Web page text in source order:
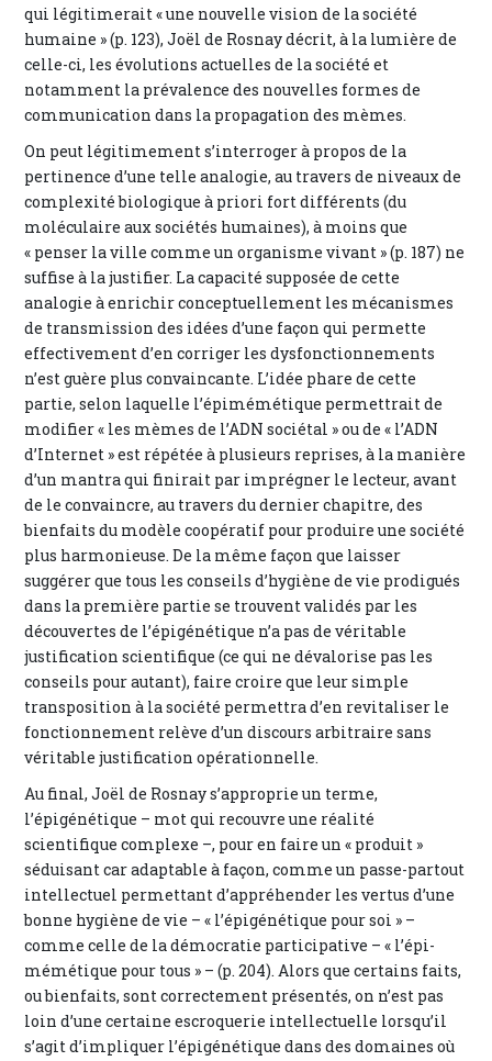
qui légitimerait « une nouvelle vision de la société
humaine » (p. 123), Joël de Rosnay décrit, à la lumière de
celle-ci, les évolutions actuelles de la société et
notamment la prévalence des nouvelles formes de
communication dans la propagation des mèmes.
On peut légitimement s’interroger à propos de la
pertinence d’une telle analogie, au travers de niveaux de
complexité biologique à priori fort différents (du
moléculaire aux sociétés humaines), à moins que
« penser la ville comme un organisme vivant » (p. 187) ne
suffise à la justifier. La capacité supposée de cette
analogie à enrichir conceptuellement les mécanismes
de transmission des idées d’une façon qui permette
effectivement d’en corriger les dysfonctionnements
n’est guère plus convaincante. L’idée phare de cette
partie, selon laquelle l’épimémétique permettrait de
modifier « les mèmes de l’ADN sociétal » ou de « l’ADN
d’Internet » est répétée à plusieurs reprises, à la manière
d’un mantra qui finirait par imprégner le lecteur, avant
de le convaincre, au travers du dernier chapitre, des
bienfaits du modèle coopératif pour produire une société
plus harmonieuse. De la même façon que laisser
suggérer que tous les conseils d’hygiène de vie prodigués
dans la première partie se trouvent validés par les
découvertes de l’épigénétique n’a pas de véritable
justification scientifique (ce qui ne dévalorise pas les
conseils pour autant), faire croire que leur simple
transposition à la société permettra d’en revitaliser le
fonctionnement relève d’un discours arbitraire sans
véritable justification opérationnelle.
Au final, Joël de Rosnay s’approprie un terme,
l’épigénétique – mot qui recouvre une réalité
scientifique complexe –, pour en faire un « produit »
séduisant car adaptable à façon, comme un passe-partout
intellectuel permettant d’appréhender les vertus d’une
bonne hygiène de vie – « l’épigénétique pour soi » –
comme celle de la démocratie participative – « l’épi-
mémétique pour tous » – (p. 204). Alors que certains faits,
ou bienfaits, sont correctement présentés, on n’est pas
loin d’une certaine escroquerie intellectuelle lorsqu’il
s’agit d’impliquer l’épigénétique dans des domaines où